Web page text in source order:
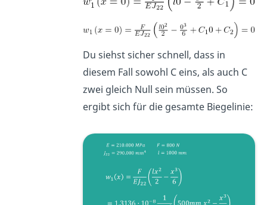
Du siehst sicher schnell, dass in
diesem Fall sowohl C eins, als auch C
zwei gleich Null sein müssen. So
ergibt sich für die gesamte Biegelinie: